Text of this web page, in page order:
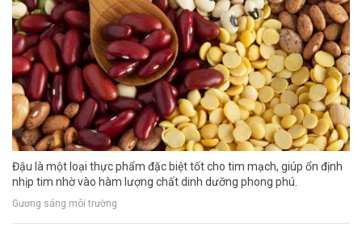
Đậu là một loại thực phẩm đặc biệt tốt cho tim mạch, giúp ổn định
nhịp tim nhờ vào hàm lượng chất dinh dưỡng phong phú.
Gương sáng môi trường